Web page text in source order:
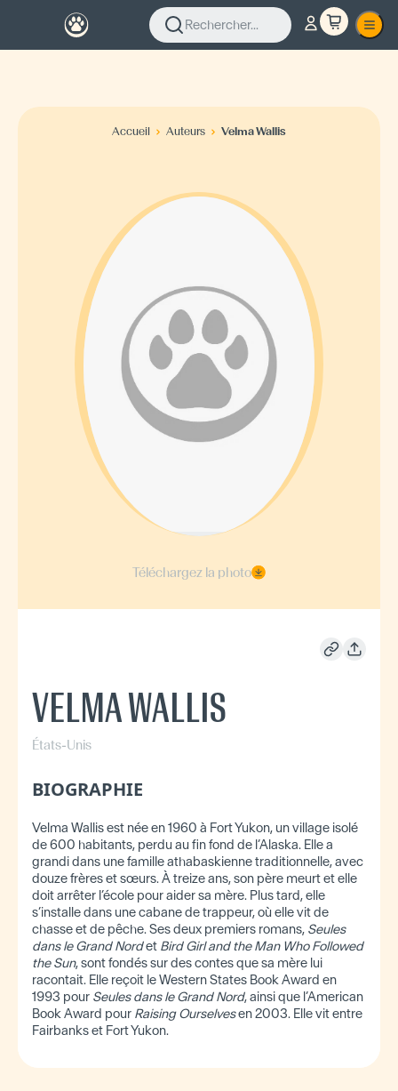
Rechercher...
Accueil Auteurs Velma Wallis
Téléchargez la photo
VELMA WALLIS
États-Unis
BIOGRAPHIE
Velma Wallis est née en 1960 à Fort Yukon, un village isolé
de 600 habitants, perdu au fin fond de l’Alaska. Elle a
grandi dans une famille athabaskienne traditionnelle, avec
douze frères et sœurs. À treize ans, son père meurt et elle
doit arrêter l’école pour aider sa mère. Plus tard, elle
s’installe dans une cabane de trappeur, où elle vit de
chasse et de pêche. Ses deux premiers romans, Seules
dans le Grand Nordet Bird Girl and the Man Who Followed
the Sun, sont fondés sur des contes que sa mère lui
racontait. Elle reçoit le Western States Book Award en
1993 pour Seules dans le Grand Nord, ainsi que l’American
Book Award pour Raising Ourselvesen 2003. Elle vit entre
Fairbanks et Fort Yukon.